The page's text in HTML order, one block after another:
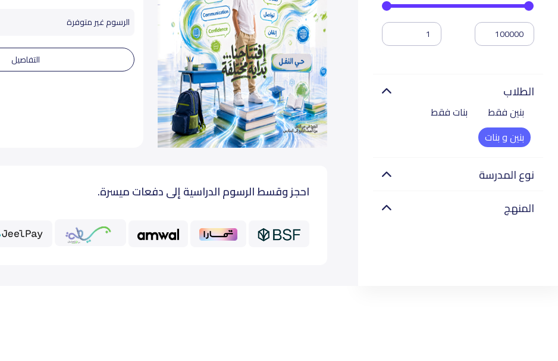
الطلاب
بنين فقط
بنات فقط
بنين و بنات
نوع المدرسة
المنهج
الرسوم غير متوفرة
التفاصيل
احجز وقسط الرسوم الدراسية إلى دفعات ميسرة.